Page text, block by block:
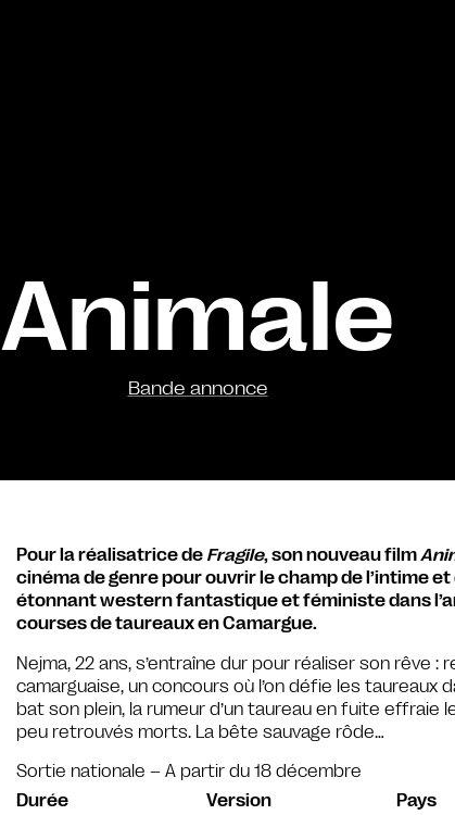
Animale
Bande annonce
Pour la réalisatrice de Fragile, son nouveau film
cinéma de genre pour ouvrir le champ de l’intime
étonnant western fantastique et féministe dans
courses de taureaux en Camargue.
Nejma, 22 ans, s’entraîne dur pour réaliser son rêve
camarguaise, un concours où l’on défie les taureaux
bat son plein, la rumeur d’un taureau en fuite effraie
peu retrouvés morts. La bête sauvage rôde…
Sortie nationale – A partir du 18 décembre
Durée
Version
Pays